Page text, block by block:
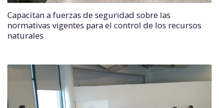
Capacitan a fuerzas de seguridad sobre las
normativas vigentes para el control de los recursos
naturales